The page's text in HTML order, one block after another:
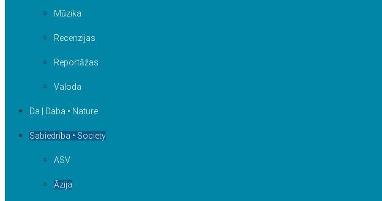
Mūzika
Recenzijas
Reportāžas
Valoda
Da | Daba • Nature
Sabiedrība • Society
ASV
Āzija